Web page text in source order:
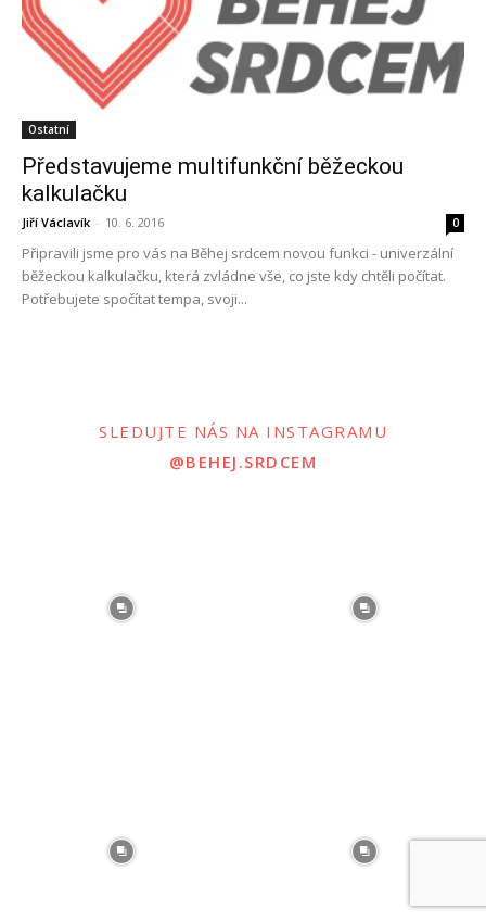
Ostatní
Představujeme multifunkční běžeckou
kalkulačku
Jiří Václavík - 10. 6. 2016 0
Připravili jsme pro vás na Běhej srdcem novou funkci - univerzální
běžeckou kalkulačku, která zvládne vše, co jste kdy chtěli počítat.
Potřebujete spočítat tempa, svoji...
SLEDUJTE NÁS NA INSTAGRAMU
@BEHEJ.SRDCEM